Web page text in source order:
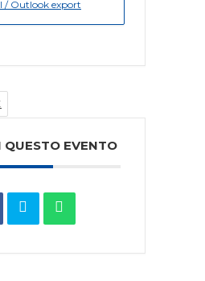
/ Outlook export
QUESTO EVENTO